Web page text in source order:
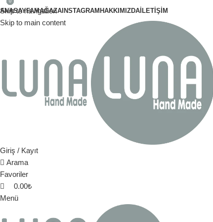
Skip to navigation
Skip to main content
ANASAYFAMAĞAZAINSTAGRAMHAKKIMIZDAİLETIŞIM
Giriş / Kayıt
Arama
Favoriler
0
0.00₺
Menü
0
0